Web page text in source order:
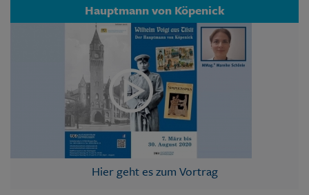
Hauptmann von Köpenick
Hier geht es zum Vortrag